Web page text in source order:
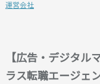
運営会社
【広告・デジタル
ラス転職エージ